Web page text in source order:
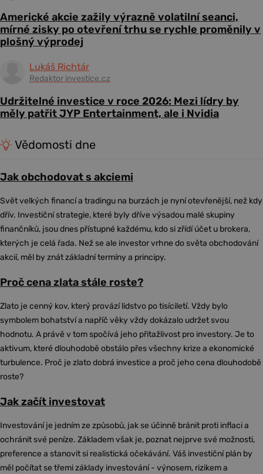
Americké akcie zažily výrazně volatilní seanci,
mírné zisky po otevření trhu se rychle proměnily v
plošný výprodej
Lukáš Richtár
Redaktor investice.cz
Udržitelné investice v roce 2026: Mezi lídry by
měly patřit JYP Entertainment, ale i Nvidia
Vědomosti dne
Jak obchodovat s akciemi
Svět velkých financí a tradingu na burzách je nyní otevřenější, než kdy
dřív. Investiční strategie, které byly dříve výsadou malé skupiny
finančníků, jsou dnes přístupné každému, kdo si zřídí účet u brokera,
kterých je celá řada. Než se ale investor vrhne do světa obchodování
akcií, měl by znát základní termíny a principy.
Proč cena zlata stále roste?
Zlato je cenný kov, který provází lidstvo po tisíciletí. Vždy bylo
symbolem bohatství a napříč věky vždy dokázalo udržet svou
hodnotu. A právě v tom spočívá jeho přitažlivost pro investory. Je to
aktivum, které dlouhodobě obstálo přes všechny krize a ekonomické
turbulence. Proč je zlato dobrá investice a proč jeho cena dlouhodobě
roste?
Jak začít investovat
Investování je jedním ze způsobů, jak se účinně bránit proti inflaci a
ochránit své peníze. Základem však je, poznat nejprve své možnosti,
preference a stanovit si realistická očekávání. Váš investiční plán by
měl počítat se třemi základy investování - výnosem, rizikem a